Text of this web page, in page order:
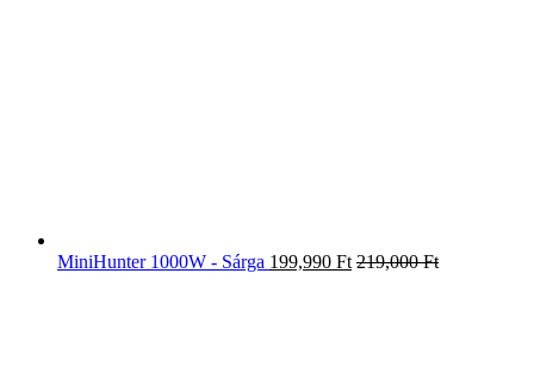
MiniHunter 1000W - Sárga 199,990 Ft 219,000Ft